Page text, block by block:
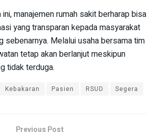
manajemen rumah sakit berharap bisa
yang transparan kepada masyarakat
sebenarnya. Melalui usaha bersama tim
tetap akan berlanjut meskipun
tidak terduga.
Kebakaran Pasien RSUD Segera
Previous Post